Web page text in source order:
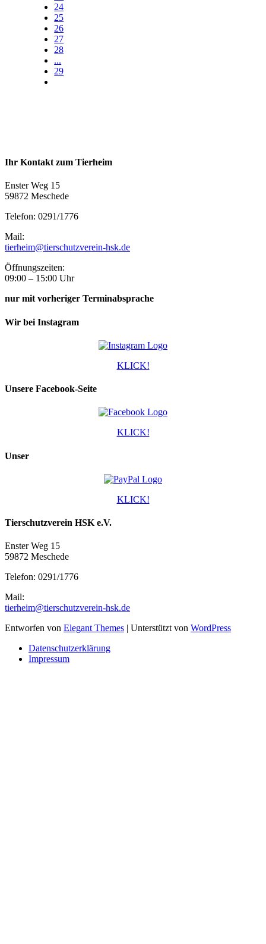
24
25
26
27
28
...
29
Ihr Kontakt zum Tierheim
Enster Weg 15
59872 Meschede
Telefon: 0291/1776
Mail:
tierheim@tierschutzverein-hsk.de
Öffnungszeiten:
09:00 – 15:00 Uhr
nur mit vorheriger Terminabsprache
Wir bei Instagram
KLICK!
Unsere Facebook-Seite
KLICK!
Unser
KLICK!
Tierschutzverein HSK e.V.
Enster Weg 15
59872 Meschede
Telefon: 0291/1776
Mail:
tierheim@tierschutzverein-hsk.de
Entworfen von Elegant Themes | Unterstützt von WordPress
Datenschutzerklärung
Impressum